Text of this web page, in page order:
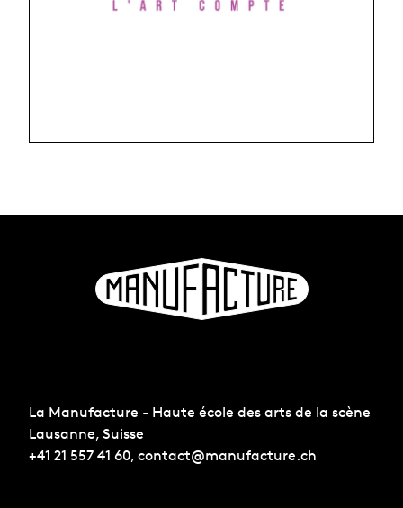
La Manufacture - Haute école des arts de la scène
Lausanne, Suisse
+41 21 557 41 60, contact@manufacture.ch